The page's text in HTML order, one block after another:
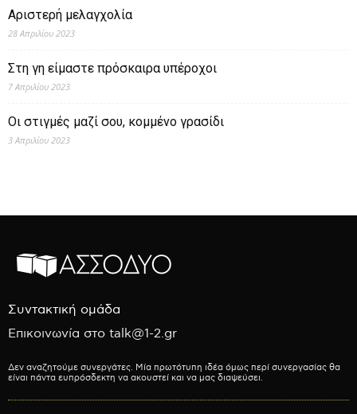
Αριστερή μελαγχολία
28 Απριλίου 2023
Στη γη είμαστε πρόσκαιρα υπέροχοι
7 Απριλίου 2023
Οι στιγμές μαζί σου, κομμένο γρασίδι
3 Απριλίου 2023
Συντακτική ομάδα
Επικοινωνία στο talk@1-2.gr
Δεν αναζητούμε συνεργάτες. Μία πρωτότυπη ιδέα όμως περί συνεργασίας θα
είναι πάντα ευπρόσδεκτη να ακουστεί και να μας διαψεύσει.